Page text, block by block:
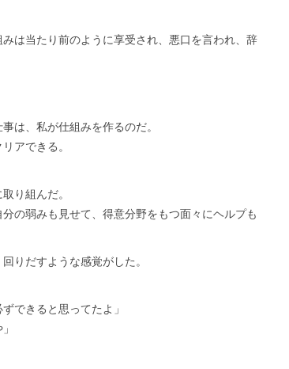
は当たり前のように享受され、悪口を言われ、辞
は、私が仕組みを作るのだ。
アできる。
り組んだ。
の弱みも見せて、得意分野をもつ面々にヘルプも
りだすような感覚がした。
できると思ってたよ」